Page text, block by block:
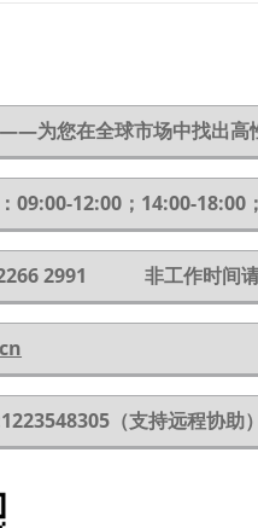
为您在全球市场中找出高
09:00-12:00；14:00-18:00
2991 非工作时间请
（支持远程协助）